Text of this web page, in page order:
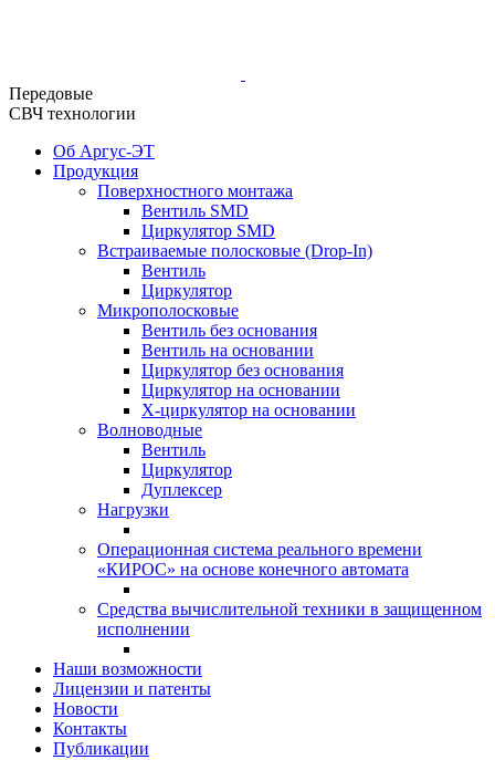
Передовые
СВЧ технологии
Об Аргус-ЭТ
Продукция
Поверхностного монтажа
Вентиль SMD
Циркулятор SMD
Встраиваемые полосковые (Drop-In)
Вентиль
Циркулятор
Микрополосковые
Вентиль без основания
Вентиль на основании
Циркулятор без основания
Циркулятор на основании
Х-циркулятор на основании
Волноводные
Вентиль
Циркулятор
Дуплексер
Нагрузки
Операционная система реального времени
«КИРОС» на основе конечного автомата
Средства вычислительной техники в защищенном
исполнении
Наши возможности
Лицензии и патенты
Новости
Контакты
Публикации